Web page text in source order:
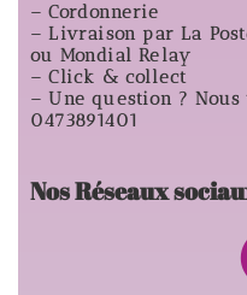
– Cordonnerie
– Livraison par La
ou Mondial Relay
– Click & collect
– Une question ?
0473891401
Nos Réseaux